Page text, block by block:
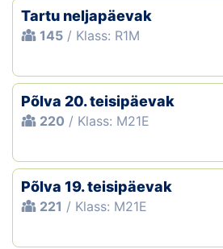
Tartu neljapäevak
145 / Klass: R1M
Põlva 20. teisipäevak
220 / Klass: M21E
Põlva 19. teisipäevak
221 / Klass: M21E